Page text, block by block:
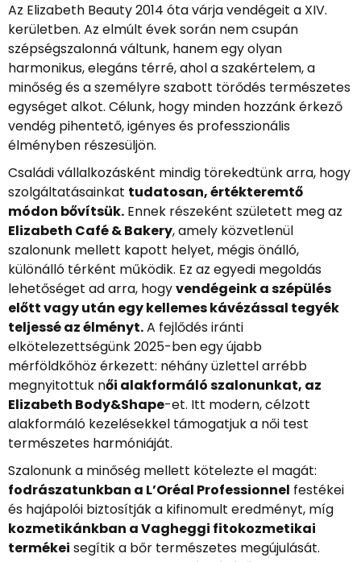
Az Elizabeth Beauty 2014 óta várja vendégeit a XIV.
kerületben. Az elmúlt évek során nem csupán
szépségszalonná váltunk, hanem egy olyan
harmonikus, elegáns térré, ahol a szakértelem, a
minőség és a személyre szabott törődés természetes
egységet alkot. Célunk, hogy minden hozzánk érkező
vendég pihentető, igényes és professzionális
élményben részesüljön.
Családi vállalkozásként mindig törekedtünk arra, hogy
szolgáltatásainkat tudatosan, értékteremtő
módon bővítsük. Ennek részeként született meg az
Elizabeth Café & Bakery, amely közvetlenül
szalonunk mellett kapott helyet, mégis önálló,
különálló térként működik. Ez az egyedi megoldás
lehetőséget ad arra, hogyvendégeink a szépülés
előtt vagy után egy kellemes kávézással tegyék
teljessé az élményt.A fejlődés iránti
elkötelezettségünk 2025-ben egy újabb
mérföldkőhöz érkezett: néhány üzlettel arrébb
megnyitottuk női alakformáló szalonunkat, az
Elizabeth Body&Shape-et. Itt modern, célzott
alakformáló kezelésekkel támogatjuk a női test
természetes harmóniáját.
Szalonunk a minőség mellett kötelezte el magát:
fodrászatunkban a L’Oréal Professionnel festékei
és hajápolói biztosítják a kifinomult eredményt, míg
kozmetikánkban a Vagheggi fitokozmetikai
termékei segítik a bőr természetes megújulását.